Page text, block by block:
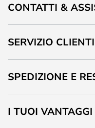
CONTATTI &
SERVIZIO CLIENTI
SPEDIZIONE E
I TUOI VANTAGGI